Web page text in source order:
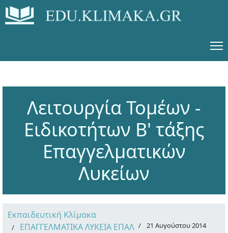
Λειτουργία Τομέων -
Ειδικοτήτων Β' τάξης
Επαγγελματικών
Λυκείων
Εκπαιδευτική Κλίμακα
ΕΠΑΓΓΕΛΜΑΤΙΚΑ ΛΥΚΕΙΑ ΕΠΑΛ
21 Αυγούστου 2014